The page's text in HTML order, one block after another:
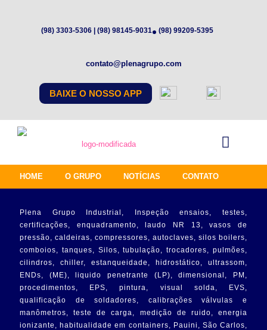
(98) 3303-5306 | (98) 98145-9031 (98) 99209-5395
contato@plenagrupo.com
BAIXE O NOSSO APP
HOME O GRUPO NOTÍCIAS CONTATO
Plena Grupo Industrial, Inspeção ensaios, testes,
certificações, enquadramento, laudo NR 13, vasos de
pressão, caldeiras, compressores, autoclaves, silos boilers,
comboios, tanques, Silos, tubulação, trocadores, pulmões,
cilindros, chiller, estanqueidade, hidrostático, ultrassom,
ENDs, (ME), liquido penetrante (LP), dimensional, PM,
procedimentos, EPS, pintura, visual solda, EVS,
qualificação de soldadores, calibrações válvulas e
manômetros, teste de carga, medição de ruido, energia
ionizante, habitualidade em containers, Pauini, São Carlos,